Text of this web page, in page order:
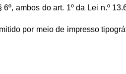
ambos do art. 1º da Lei n.º
por meio de impresso